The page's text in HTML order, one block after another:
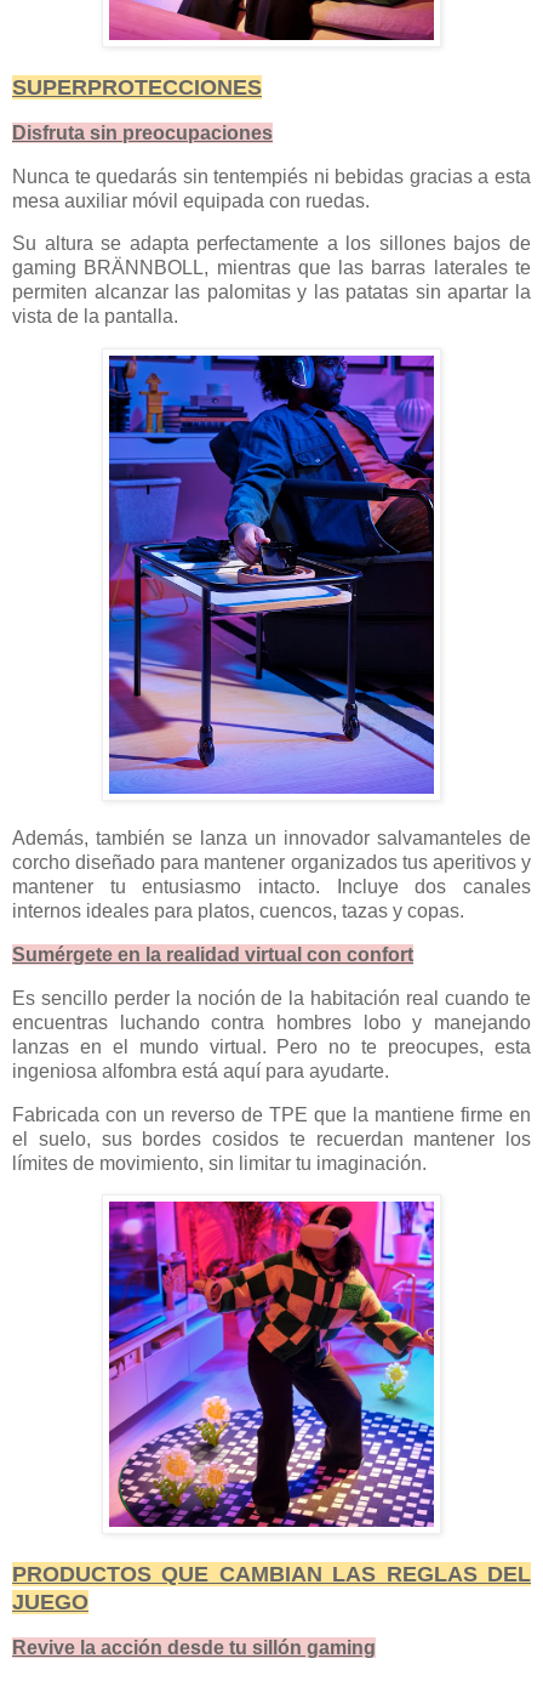
SUPERPROTECCIONES
Disfruta sin preocupaciones
Nunca te quedarás sin tentempiés ni bebidas gracias a esta
mesa auxiliar móvil equipada con ruedas.
Su altura se adapta perfectamente a los sillones bajos de
gaming BRÄNNBOLL, mientras que las barras laterales te
permiten alcanzar las palomitas y las patatas sin apartar la
vista de la pantalla.
Además, también se lanza un innovador salvamanteles de
corcho diseñado para mantener organizados tus aperitivos y
mantener tu entusiasmo intacto. Incluye dos canales
internos ideales para platos, cuencos, tazas y copas.
Sumérgete en la realidad virtual con confort
Es sencillo perder la noción de la habitación real cuando te
encuentras luchando contra hombres lobo y manejando
lanzas en el mundo virtual. Pero no te preocupes, esta
ingeniosa alfombra está aquí para ayudarte.
Fabricada con un reverso de TPE que la mantiene firme en
el suelo, sus bordes cosidos te recuerdan mantener los
límites de movimiento, sin limitar tu imaginación.
PRODUCTOS QUE CAMBIAN LAS REGLAS DEL
JUEGO
Revive la acción desde tu sillón gaming